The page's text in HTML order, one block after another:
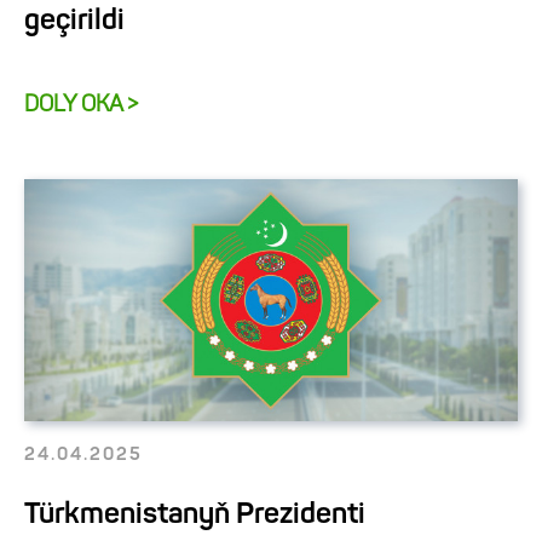
geçirildi
DOLY OKA >
24.04.2025
Türkmenistanyň Prezidenti